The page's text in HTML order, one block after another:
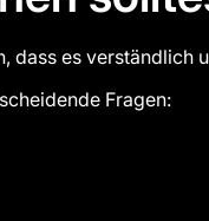
dass es verständlich
Fragen: